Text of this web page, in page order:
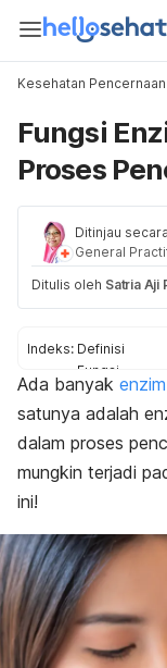
Kesehatan Pencernaan
Fungsi
Proses
Ditinjau
General
Ditulis oleh Satria Aji
Indeks: Definisi
Fungsi
Gangguan
Tips sehat
Ada banyak
satunya adalah
dalam proses
mungkin terjadi
ini!